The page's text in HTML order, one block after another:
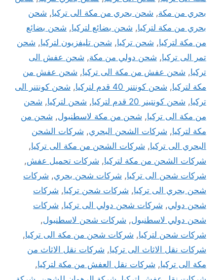
بحري من مكة, شحن بحري من مكة الى تركيا, شحن
بحري من مكة لتركيا, شحن بضائع لتركيا, شحن بضائع
من مكة لتركيا, شحن تركيا, شحن تليفزيون لتركيا, شحن
تمر الى تركيا, شحن دولي من مكة, شحن عفش الى
تركيا, شحن عفش من مكة الى تركيا, شحن عفش من
مكة لتركيا, شحن كونتنر 40 قدم لتركيا , شحن كونتنر الى
تركيا, شحن كونتينر 20 قدم لتركيا , شحن لتركيا, شحن
من مكة الى تركيا, شحن من مكة لاسطنبول, شحن من
مكة لتركيا, شركات الشحن البحري, شركات الشحن
البحري الى تركيا, شركات الشحن من مكة الى تركيا,
شركات الشحن من مكة لتركيا, شركات تحميل عفش,
شركات شحن الى تركيا, شركات شحن بحري, شركات
شحن بحري الى تركيا, شركات شحن تركيا, شركات
شحن دولي, شركات شحن دولي الى تركيا, شركات
شحن دولي لاسطنبول, شركات شحن لاسطنبول,
شركات شحن لتركيا, شركات شحن من مكة الى تركيا,
شركات نقل الاثاث الى تركيا, شركات نقل الاثاث من
مكة الى تركيا, شركات نقل العفش من مكة لتركيا,